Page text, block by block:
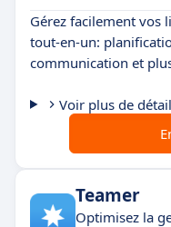
Gérez facilement vos
tout-en-un:
communication et
Voir plus de
Teamer
Optimisez la